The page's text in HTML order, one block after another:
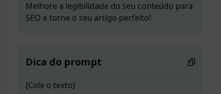
Melhore a legibilidade do seu conteúdo para
SEO e torne o seu artigo perfeito!
Dica do prompt
[Cole o texto]